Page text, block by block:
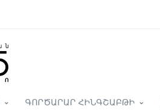
ԳՈՐԾԱՐԱՐ ՀԻՆԳՇԱԲԹԻ